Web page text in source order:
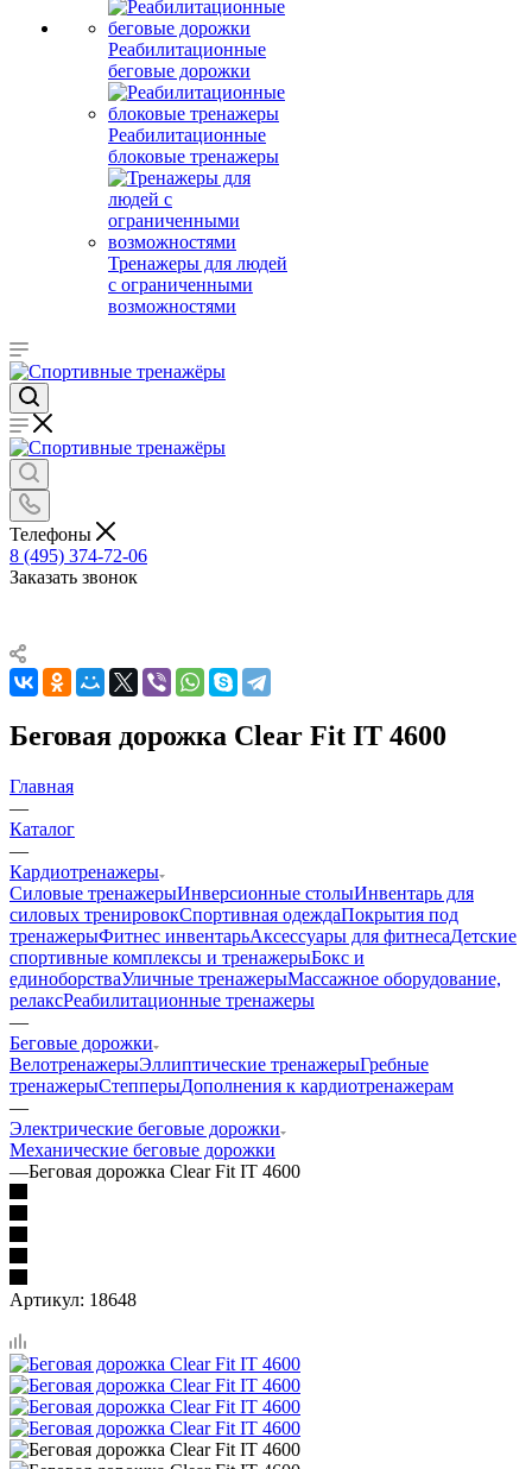
Реабилитационные
беговые дорожки
Реабилитационные
блоковые тренажеры
Тренажеры для людей
с ограниченными
возможностями
Телефоны
8 (495) 374-72-06
Заказать звонок
Беговая дорожка Clear Fit IT 4600
Главная
—
Каталог
—
Кардиотренажеры
Силовые тренажерыИнверсионные столыИнвентарь для
силовых тренировокСпортивная одеждаПокрытия под
тренажерыФитнес инвентарьАксессуары для фитнесаДетские
спортивные комплексы и тренажерыБокс и
единоборстваУличные тренажерыМассажное оборудование,
релаксРеабилитационные тренажеры
—
Беговые дорожки
ВелотренажерыЭллиптические тренажерыГребные
тренажерыСтепперыДополнения к кардиотренажерам
—
Электрические беговые дорожки
Механические беговые дорожки
—Беговая дорожка Clear Fit IT 4600
Артикул: 18648